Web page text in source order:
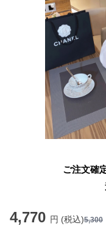
ご注文確
4,770 円 (税込)5,300